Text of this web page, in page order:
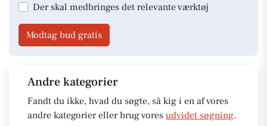
Der skal medbringes det relevante værktøj
Modtag bud gratis
Andre kategorier
Fandt du ikke, hvad du søgte, så kig i en af vores
andre kategorier eller brug vores udvidet søgning.